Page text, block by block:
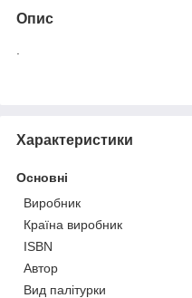
Опис
Характеристики
Основні
Виробник
Країна виробник
ISBN
Автор
Вид палітурки